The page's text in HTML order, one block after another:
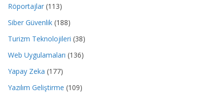
Röportajlar (113)
Siber Güvenlik (188)
Turizm Teknolojileri (38)
Web Uygulamaları (136)
Yapay Zeka (177)
Yazılım Geliştirme (109)